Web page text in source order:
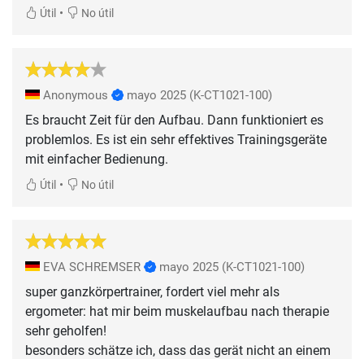
Útil • No útil
Anonymous mayo 2025 (K-CT1021-100)
Es braucht Zeit für den Aufbau. Dann funktioniert es
problemlos. Es ist ein sehr effektives Trainingsgeräte
mit einfacher Bedienung.
Útil • No útil
EVA SCHREMSER mayo 2025 (K-CT1021-100)
super ganzkörpertrainer, fordert viel mehr als
ergometer: hat mir beim muskelaufbau nach therapie
sehr geholfen!
besonders schätze ich, dass das gerät nicht an einem